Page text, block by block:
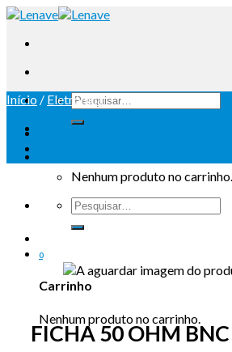
Nenhum produto no carrinho.
0
Carrinho
Nenhum produto no carrinho.
Início / Eletrónica
FICHA 50 OHM